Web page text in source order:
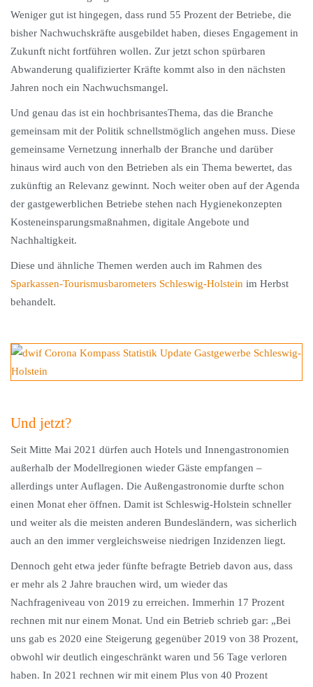
Weniger gut ist hingegen, dass rund 55 Prozent der Betriebe, die
bisher Nachwuchskräfte ausgebildet haben, dieses Engagement in
Zukunft nicht fortführen wollen. Zur jetzt schon spürbaren
Abwanderung qualifizierter Kräfte kommt also in den nächsten
Jahren noch ein Nachwuchsmangel.
Und genau das ist ein hochbrisantesThema, das die Branche
gemeinsam mit der Politik schnellstmöglich angehen muss. Diese
gemeinsame Vernetzung innerhalb der Branche und darüber
hinaus wird auch von den Betrieben als ein Thema bewertet, das
zukünftig an Relevanz gewinnt. Noch weiter oben auf der Agenda
der gastgewerblichen Betriebe stehen nach Hygienekonzepten
Kosteneinsparungsmaßnahmen, digitale Angebote und
Nachhaltigkeit.
Diese und ähnliche Themen werden auch im Rahmen des
Sparkassen-Tourismusbarometers Schleswig-Holstein im Herbst
behandelt.
Und jetzt?
Seit Mitte Mai 2021 dürfen auch Hotels und Innengastronomien
außerhalb der Modellregionen wieder Gäste empfangen –
allerdings unter Auflagen. Die Außengastronomie durfte schon
einen Monat eher öffnen. Damit ist Schleswig-Holstein schneller
und weiter als die meisten anderen Bundesländern, was sicherlich
auch an den immer vergleichsweise niedrigen Inzidenzen liegt.
Dennoch geht etwa jeder fünfte befragte Betrieb davon aus, dass
er mehr als 2 Jahre brauchen wird, um wieder das
Nachfrageniveau von 2019 zu erreichen. Immerhin 17 Prozent
rechnen mit nur einem Monat. Und ein Betrieb schrieb gar: „Bei
uns gab es 2020 eine Steigerung gegenüber 2019 von 38 Prozent,
obwohl wir deutlich eingeschränkt waren und 56 Tage verloren
haben. In 2021 rechnen wir mit einem Plus von 40 Prozent